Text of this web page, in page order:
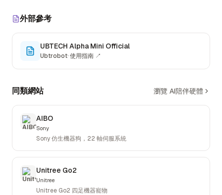
外部參考
UBTECH Alpha Mini Official
Ubtrobot·使用指南 ↗
同類網站 瀏覽 AI陪伴硬體
AIBO
Sony
Sony 仿生機器狗，22 軸伺服系統
Unitree Go2
Unitree
Unitree Go2 四足機器寵物